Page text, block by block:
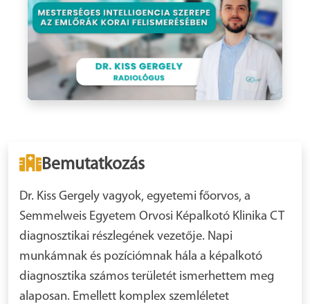
Bemutatkozás
Dr. Kiss Gergely vagyok, egyetemi főorvos, a
Semmelweis Egyetem Orvosi Képalkotó Klinika CT
diagnosztikai részlegének vezetője. Napi
munkámnak és pozíciómnak hála a képalkotó
diagnosztika számos területét ismerhettem meg
alaposan. Emellett komplex szemléletet